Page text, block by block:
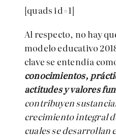
[quads id=1]
Al respecto, no hay
modelo educativo
clave se entendía
conocimientos,
actitudes y valores
contribuyen
crecimiento integral
cuales se desarrollan